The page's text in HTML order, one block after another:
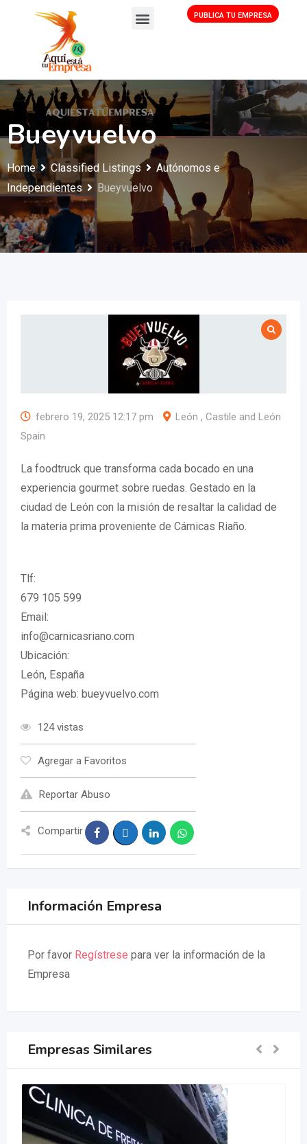
PUBLICA TU EMPRESA
Bueyvuelvo
Home Classified Listings
Autónomos e
Independientes
Bueyvuelvo
febrero 19, 2025 12:17 pm
León , Castile and León
Spain
La foodtruck que transforma cada bocado en una
experiencia gourmet sobre ruedas. Gestado en la
ciudad de León con la misión de resaltar la calidad de
la materia prima proveniente de Cárnicas Riaño.
Tlf:
679 105 599
Email:
info@carnicasriano.com
Ubicación:
León, España
Página web: bueyvuelvo.com
124 vistas
Agregar a Favoritos
Reportar Abuso
Compartir
Información Empresa
Por favor Regístrese para ver la información de la
Empresa
Empresas Similares